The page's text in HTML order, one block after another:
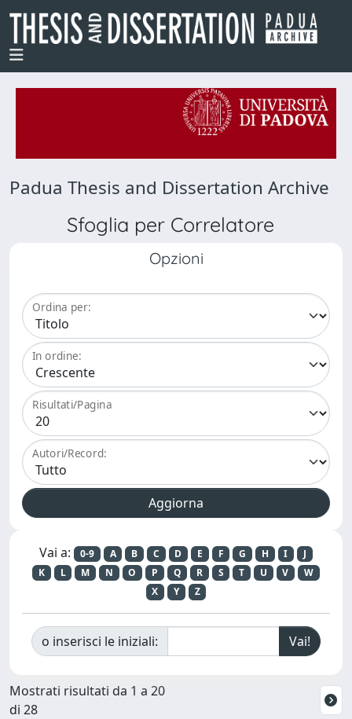
Padua Thesis and Dissertation Archive
Sfoglia per Correlatore
Opzioni
Ordina per:
In ordine:
Risultati/Pagina
Autori/Record:
Vai a: 0-9 A B C D E F G H I
J
K
L M N O P Q R S T U V
W
X
Y Z
o inserisci le iniziali:
Mostrati risultati da 1 a 20
di 28